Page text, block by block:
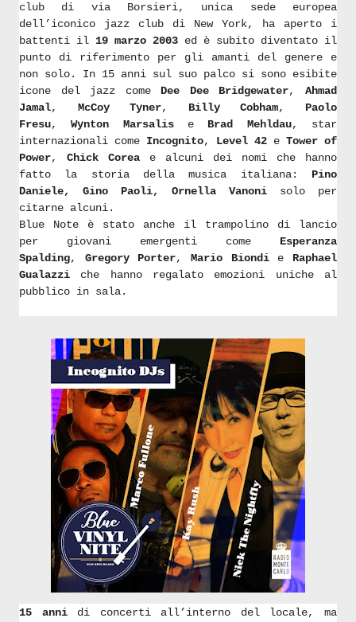
club di via Borsieri, unica sede europea
dell’iconico jazz club di New York, ha aperto i
battenti il 19 marzo 2003 ed è subito diventato il
punto di riferimento per gli amanti del genere e
non solo. In 15 anni sul suo palco si sono esibite
icone del jazz come Dee Dee Bridgewater,Ahmad
Jamal, McCoy Tyner, Billy Cobham, Paolo
Fresu,Wynton Marsalise Brad Mehldau, star
internazionali come Incognito, Level 42 e Tower of
Power, Chick Corea e alcuni dei nomi che hanno
fatto la storia della musica italiana: Pino
Daniele, Gino Paoli, Ornella Vanoni solo per
citarne alcuni.
Blue Note è stato anche il trampolino di lancio
per giovani emergenti come Esperanza
Spalding, Gregory Porter,Mario Biondie Raphael
Gualazzi che hanno regalato emozioni uniche al
pubblico in sala.
15 anni di concerti all’interno del locale, ma